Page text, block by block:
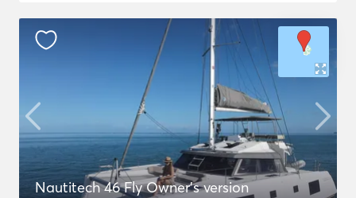
Nautitech 46 Fly Owner's version